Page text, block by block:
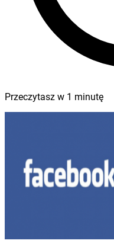
Przeczytasz w 1 minutę